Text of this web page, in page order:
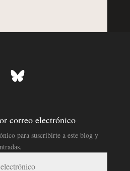
Bluesky
correo electrónico
para suscribirte a este blog y